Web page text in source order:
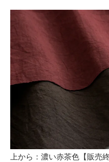
上から：濃い赤茶色【販売